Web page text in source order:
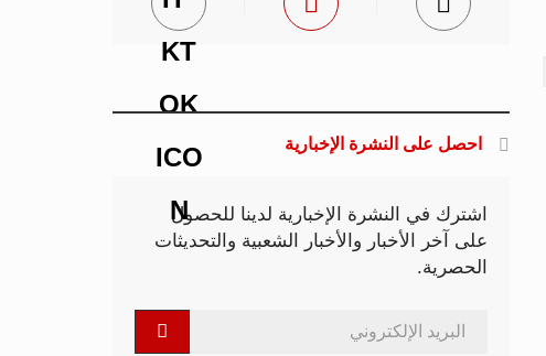
احصل على النشرة الإخبارية
اشترك في النشرة الإخبارية لدينا للحصول
على آخر الأخبار والأخبار الشعبية والتحديثات
الحصرية.